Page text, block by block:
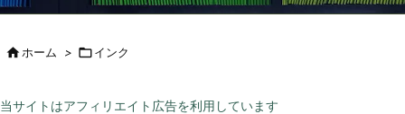
ホーム > インク
当サイトはアフィリエイト広告を利用しています